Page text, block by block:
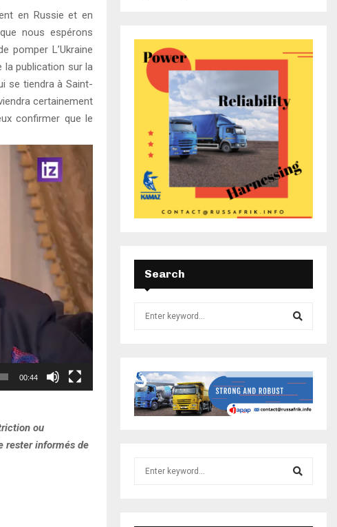
en Russie et en
nous espérons
pomper L’Ukraine
la publication sur la
se tiendra à Saint-
certainement
confirmer que le
00:44
ou
rester informés de
Search